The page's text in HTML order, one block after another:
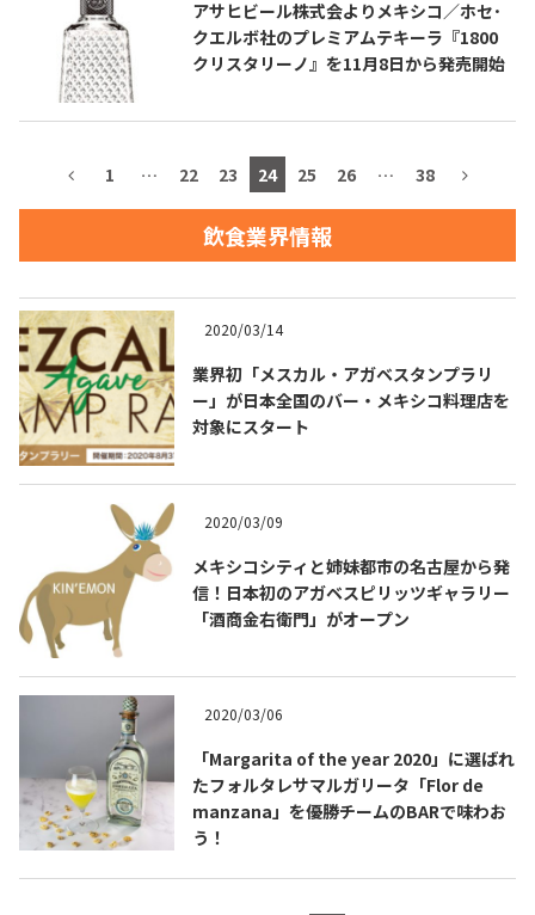
About テキーラとは
テキーラのつくり方
メキシコ料理 メキシコ旅行
イベント一覧
お問合せ プライバシーポリシー
アサヒビール株式会よりメキシコ／ホセ･
クエルボ社のプレミアムテキーラ『1800
クリスタリーノ』を11月8日から発売開始
1 … 22 23 24 25 26 … 38
飲食業界情報
2020/03/14
業界初「メスカル・アガベスタンプラリ
ー」が日本全国のバー・メキシコ料理店を
対象にスタート
2020/03/09
メキシコシティと姉妹都市の名古屋から発
信！日本初のアガベスピリッツギャラリー
「酒商金右衛門」がオープン
2020/03/06
「Margarita of the year 2020」に選ばれ
たフォルタレサマルガリータ「Flor de
manzana」を優勝チームのBARで味わお
う！